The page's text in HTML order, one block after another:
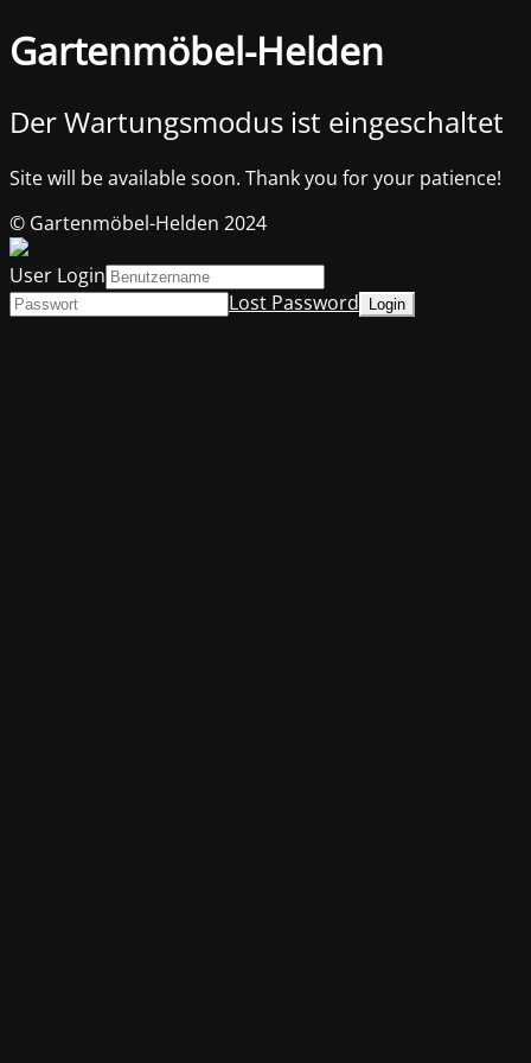
Gartenmöbel-Helden
Der Wartungsmodus ist eingeschaltet
Site will be available soon. Thank you for your patience!
© Gartenmöbel-Helden 2024
User Login
Lost Password